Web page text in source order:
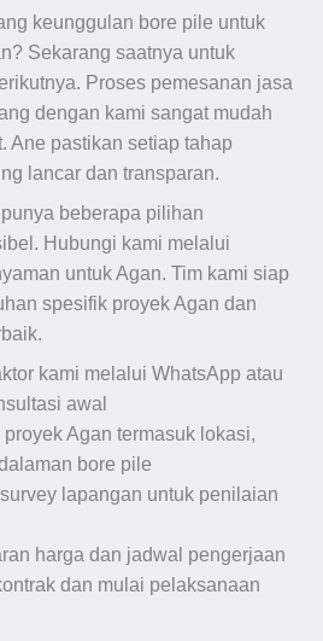
keunggulan bore pile untuk
Sekarang saatnya untuk
Proses pemesanan jasa
dengan kami sangat mudah
Ane pastikan setiap tahap
lancar dan transparan.
beberapa pilihan
Hubungi kami melalui
untuk Agan. Tim kami siap
spesifik proyek Agan dan
kami melalui WhatsApp atau
awal
Agan termasuk lokasi,
bore pile
lapangan untuk penilaian
harga dan jadwal pengerjaan
dan mulai pelaksanaan